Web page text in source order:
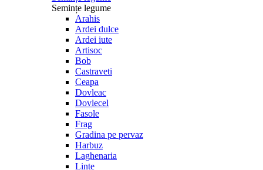
Semințe legume
Arahis
Ardei dulce
Ardei iute
Artisoc
Bob
Castraveti
Ceapa
Dovleac
Dovlecel
Fasole
Frag
Gradina pe pervaz
Harbuz
Laghenaria
Linte